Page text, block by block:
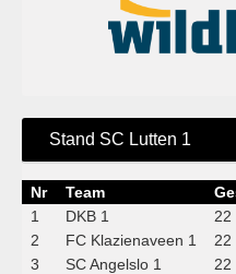
Stand SC Lutten 1
Nr Team
1
DKB 1 22
2
FC Klazienaveen 1 22
3
SC Angelslo 1 22